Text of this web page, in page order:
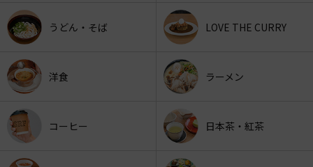
うどん・そば LOVE THE CURRY
洋食 ラーメン
コーヒー 日本茶・紅茶